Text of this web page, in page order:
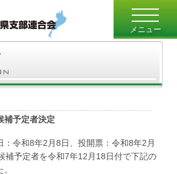
toggle
メニュー
予定者決定
：令和8年2月8日、投開票：令和8年2月
補予定者を令和7年12月18日付で下記の